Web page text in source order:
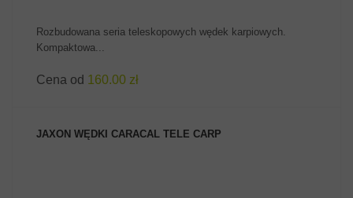
Rozbudowana seria teleskopowych wędek karpiowych.
Kompaktowa...
Cena od 160.00 zł
JAXON WĘDKI CARACAL TELE CARP